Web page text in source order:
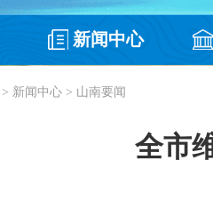
新闻中心
> 新闻中心 > 山南要闻
全市